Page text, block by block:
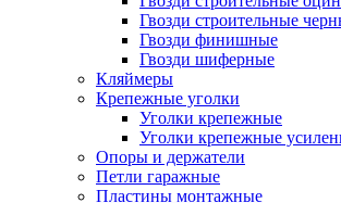
Гвозди строительные
Гвозди финишные
Гвозди шиферные
Кляймеры
Крепежные уголки
Уголки крепежные
Уголки крепежные
Опоры и держатели
Петли гаражные
Пластины монтажные